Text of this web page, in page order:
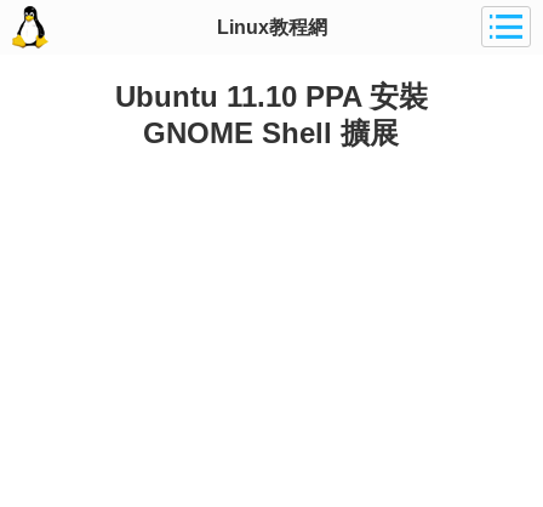
Linux教程網
Ubuntu 11.10 PPA 安裝
GNOME Shell 擴展